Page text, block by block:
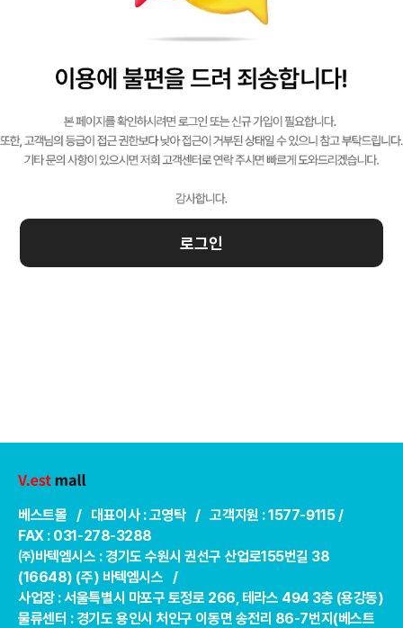
로그인
베스트몰 / 대표이사 : 고영탁 / 고객지원 : 1577-9115 /
FAX : 031-278-3288
㈜바텍엠시스 : 경기도 수원시 권선구 산업로155번길 38
(16648) (주) 바텍엠시스 /
사업장 : 서울특별시 마포구 토정로 266, 테라스 494 3층 (용강동)
물류센터 : 경기도 용인시 처인구 이동면 송전리 86-7번지(베스트